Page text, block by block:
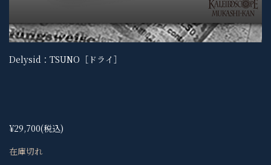
Delysid：TSUNO［ドライ］
¥29,700(税込)
在庫切れ